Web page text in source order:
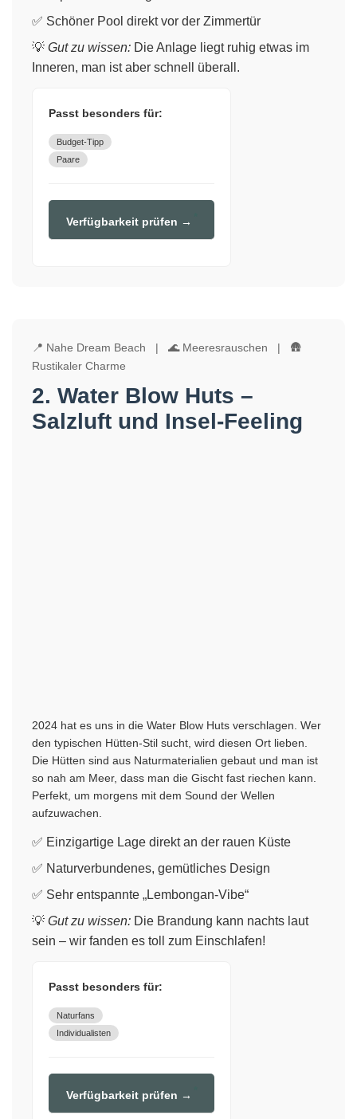
✅ Schöner Pool direkt vor der Zimmertür
💡 Gut zu wissen: Die Anlage liegt ruhig etwas im
Inneren, man ist aber schnell überall.
Passt besonders für:
Budget-Tipp
Paare
Verfügbarkeit prüfen →
📍 Nahe Dream Beach | 🌊 Meeresrauschen | 🛖
Rustikaler Charme
2. Water Blow Huts –
Salzluft und Insel-Feeling
2024 hat es uns in die Water Blow Huts verschlagen. Wer
den typischen Hütten-Stil sucht, wird diesen Ort lieben.
Die Hütten sind aus Naturmaterialien gebaut und man ist
so nah am Meer, dass man die Gischt fast riechen kann.
Perfekt, um morgens mit dem Sound der Wellen
aufzuwachen.
✅ Einzigartige Lage direkt an der rauen Küste
✅ Naturverbundenes, gemütliches Design
✅ Sehr entspannte „Lembongan-Vibe“
💡 Gut zu wissen: Die Brandung kann nachts laut
sein – wir fanden es toll zum Einschlafen!
Passt besonders für:
Naturfans
Individualisten
Verfügbarkeit prüfen →